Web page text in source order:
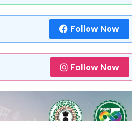
Follow Now
Follow Now